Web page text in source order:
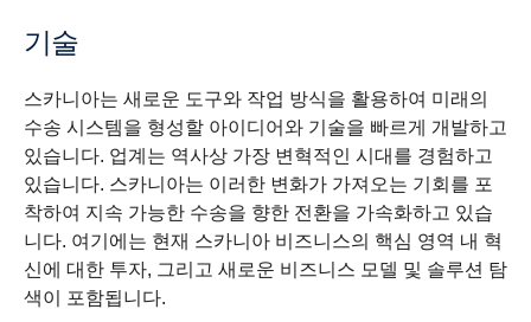
기술
스카니아는 새로운 도구와 작업 방식을 활용하여 미래의
수송 시스템을 형성할 아이디어와 기술을 빠르게 개발하고
있습니다. 업계는 역사상 가장 변혁적인 시대를 경험하고
있습니다. 스카니아는 이러한 변화가 가져오는 기회를 포
착하여 지속 가능한 수송을 향한 전환을 가속화하고 있습
니다. 여기에는 현재 스카니아 비즈니스의 핵심 영역 내 혁
신에 대한 투자, 그리고 새로운 비즈니스 모델 및 솔루션 탐
색이 포함됩니다.